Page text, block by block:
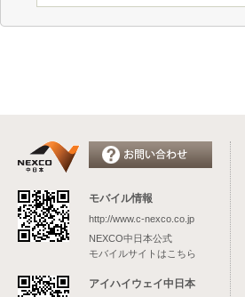
モバイル情報
http://www.c-nexco.co.jp
NEXCO中日本公式
モバイルサイトはこちら
アイハイウェイ中日本